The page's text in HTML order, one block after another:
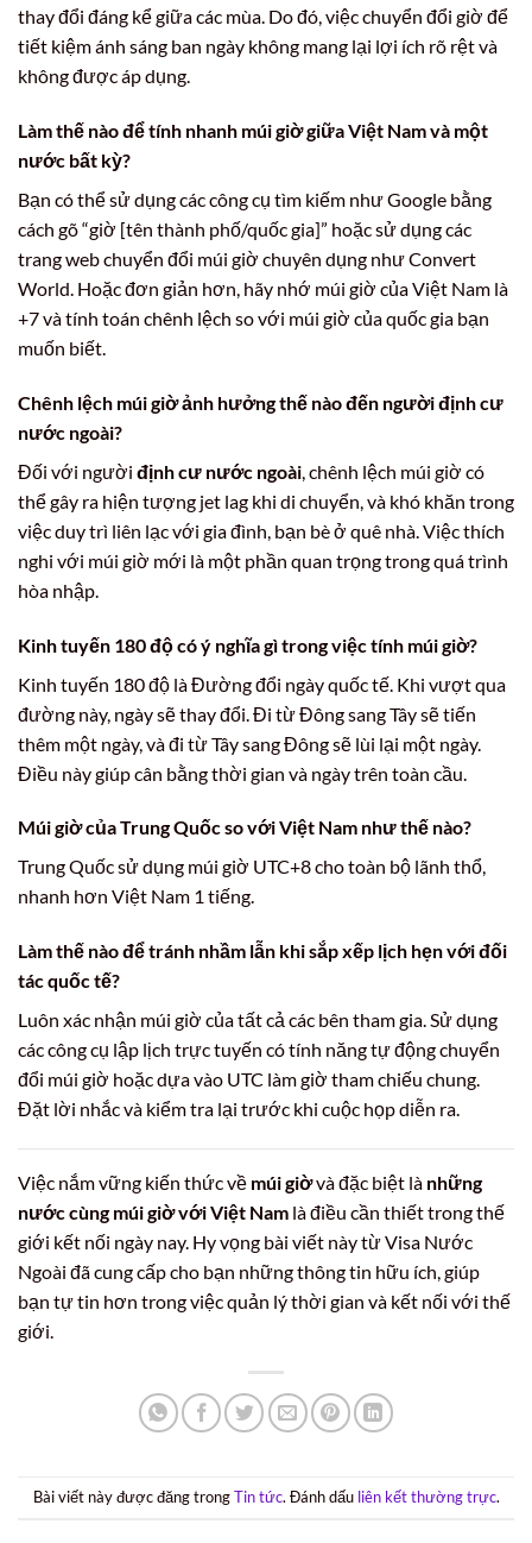
thay đổi đáng kể giữa các mùa. Do đó, việc chuyển đổi giờ để
tiết kiệm ánh sáng ban ngày không mang lại lợi ích rõ rệt và
không được áp dụng.
Làm thế nào để tính nhanh múi giờ giữa Việt Nam và một
nước bất kỳ?
Bạn có thể sử dụng các công cụ tìm kiếm như Google bằng
cách gõ “giờ [tên thành phố/quốc gia]” hoặc sử dụng các
trang web chuyển đổi múi giờ chuyên dụng như Convert
World. Hoặc đơn giản hơn, hãy nhớ múi giờ của Việt Nam là
+7 và tính toán chênh lệch so với múi giờ của quốc gia bạn
muốn biết.
Chênh lệch múi giờ ảnh hưởng thế nào đến người định cư
nước ngoài?
Đối với người định cư nước ngoài, chênh lệch múi giờ có
thể gây ra hiện tượng jet lag khi di chuyển, và khó khăn trong
việc duy trì liên lạc với gia đình, bạn bè ở quê nhà. Việc thích
nghi với múi giờ mới là một phần quan trọng trong quá trình
hòa nhập.
Kinh tuyến 180 độ có ý nghĩa gì trong việc tính múi giờ?
Kinh tuyến 180 độ là Đường đổi ngày quốc tế. Khi vượt qua
đường này, ngày sẽ thay đổi. Đi từ Đông sang Tây sẽ tiến
thêm một ngày, và đi từ Tây sang Đông sẽ lùi lại một ngày.
Điều này giúp cân bằng thời gian và ngày trên toàn cầu.
Múi giờ của Trung Quốc so với Việt Nam như thế nào?
Trung Quốc sử dụng múi giờ UTC+8 cho toàn bộ lãnh thổ,
nhanh hơn Việt Nam 1 tiếng.
Làm thế nào để tránh nhầm lẫn khi sắp xếp lịch hẹn với đối
tác quốc tế?
Luôn xác nhận múi giờ của tất cả các bên tham gia. Sử dụng
các công cụ lập lịch trực tuyến có tính năng tự động chuyển
đổi múi giờ hoặc dựa vào UTC làm giờ tham chiếu chung.
Đặt lời nhắc và kiểm tra lại trước khi cuộc họp diễn ra.
Việc nắm vững kiến thức về múi giờvà đặc biệt là những
nước cùng múi giờ với Việt Nam là điều cần thiết trong thế
giới kết nối ngày nay. Hy vọng bài viết này từ Visa Nước
Ngoài đã cung cấp cho bạn những thông tin hữu ích, giúp
bạn tự tin hơn trong việc quản lý thời gian và kết nối với thế
giới.
Bài viết này được đăng trongTin tức. Đánh dấu liên kết thường trực.